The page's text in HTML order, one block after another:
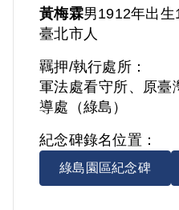
黃梅霖男1912年出生
臺北市人
羈押/執行處所：
軍法處看守所、原臺
導處（綠島）
紀念碑錄名位置：
綠島園區紀念碑